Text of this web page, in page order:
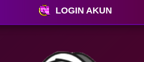
LOGIN AKUN